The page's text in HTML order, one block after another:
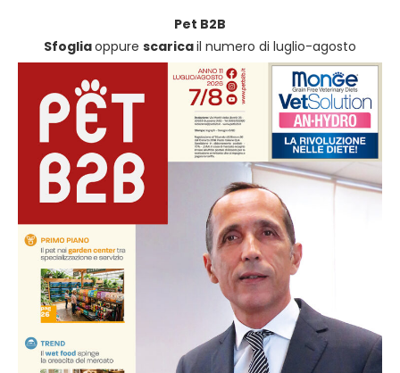
Pet B2B
Sfogliaoppure scaricail numero di luglio-agosto